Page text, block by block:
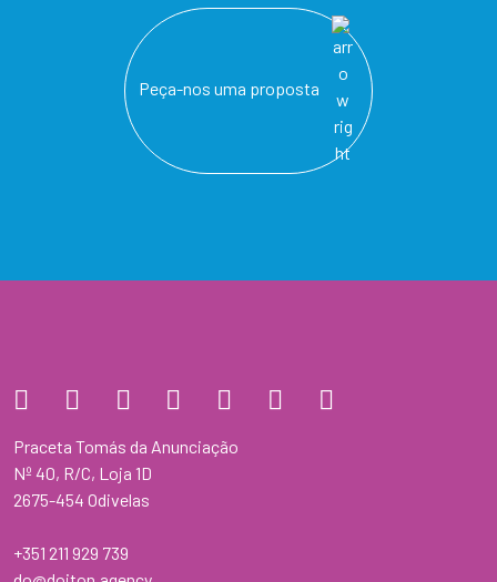
Peça-nos uma proposta
Praceta Tomás da Anunciação
Nº 40, R/C, Loja 1D
2675-454 Odivelas
+351 211 929 739